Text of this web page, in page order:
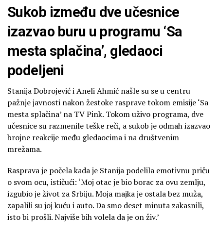
Sukob između dve učesnice
izazvao buru u programu ‘Sa
mesta splačina’, gledaoci
podeljeni
Stanija Dobrojević i Aneli Ahmić našle su se u centru
pažnje javnosti nakon žestoke rasprave tokom emisije ‘Sa
mesta splačina’ na TV Pink. Tokom uživo programa, dve
učesnice su razmenile teške reči, a sukob je odmah izazvao
brojne reakcije među gledaocima i na društvenim
mrežama.
Rasprava je počela kada je Stanija podelila emotivnu priču
o svom ocu, ističući: ‘Moj otac je bio borac za ovu zemlju,
izgubio je život za Srbiju. Moja majka je ostala bez muža,
zapalili su joj kuću i auto. Da smo deset minuta zakasnili,
isto bi prošli. Najviše bih volela da je on živ.’